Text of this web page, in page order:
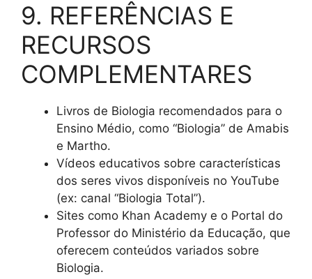
9. REFERÊNCIAS E
RECURSOS
COMPLEMENTARES
Livros de Biologia recomendados para o
Ensino Médio, como “Biologia” de Amabis
e Martho.
Vídeos educativos sobre características
dos seres vivos disponíveis no YouTube
(ex: canal “Biologia Total”).
Sites como Khan Academy e o Portal do
Professor do Ministério da Educação, que
oferecem conteúdos variados sobre
Biologia.